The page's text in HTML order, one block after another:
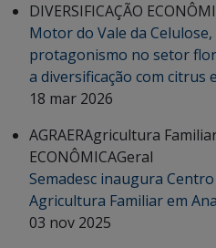
DIVERSIFICAÇÃO
Motor do Vale da
protagonismo no setor
a diversificação com citrus
18 mar 2026
AGRAERAgricultura
ECONÔMICAGeral
Semadesc inaugura
Agricultura Familiar em
03 nov 2025